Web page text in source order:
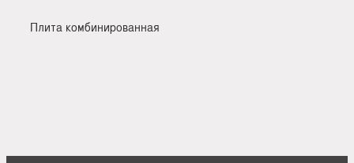
Плита комбинированная